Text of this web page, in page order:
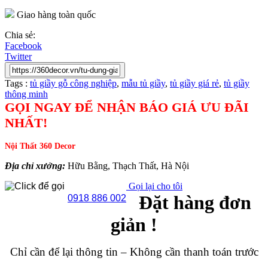
Giao hàng toàn quốc
Chia sẻ:
Facebook
Twitter
Tags : tủ giầy gỗ công nghiệp, mẫu tủ giầy, tủ giầy giá rẻ, tủ giầy
thông minh
GỌI NGAY ĐỂ NHẬN BÁO GIÁ ƯU ĐÃI
NHẤT!
Nội Thất 360 Decor
Địa chỉ xưởng: Hữu Bằng, Thạch Thất, Hà Nội
0918 886 002
Gọi lại cho tôi
Đặt hàng đơn
giản !
Chỉ cần để lại thông tin – Không cần thanh toán trước